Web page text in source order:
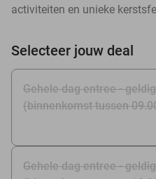
activiteiten en unieke
Selecteer jouw deal
Gehele dag entree -
(binnenkomst tussen
Gehele dag entree -